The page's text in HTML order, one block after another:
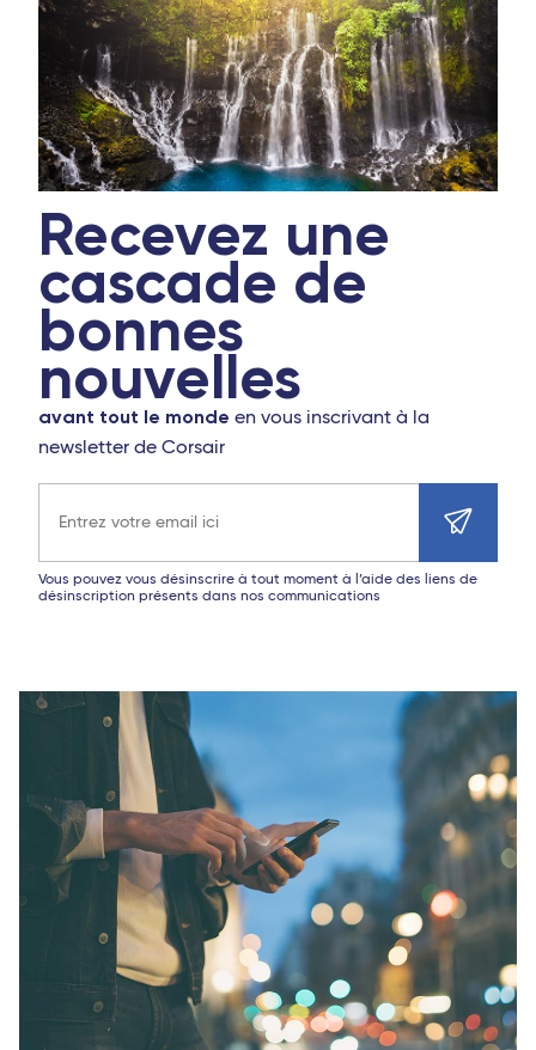
Recevez une
cascade de
bonnes
nouvelles
avant tout le monde en vous inscrivant à la
newsletter de Corsair
Vous pouvez vous désinscrire à tout moment à l’aide des liens de
désinscription présents dans nos communications